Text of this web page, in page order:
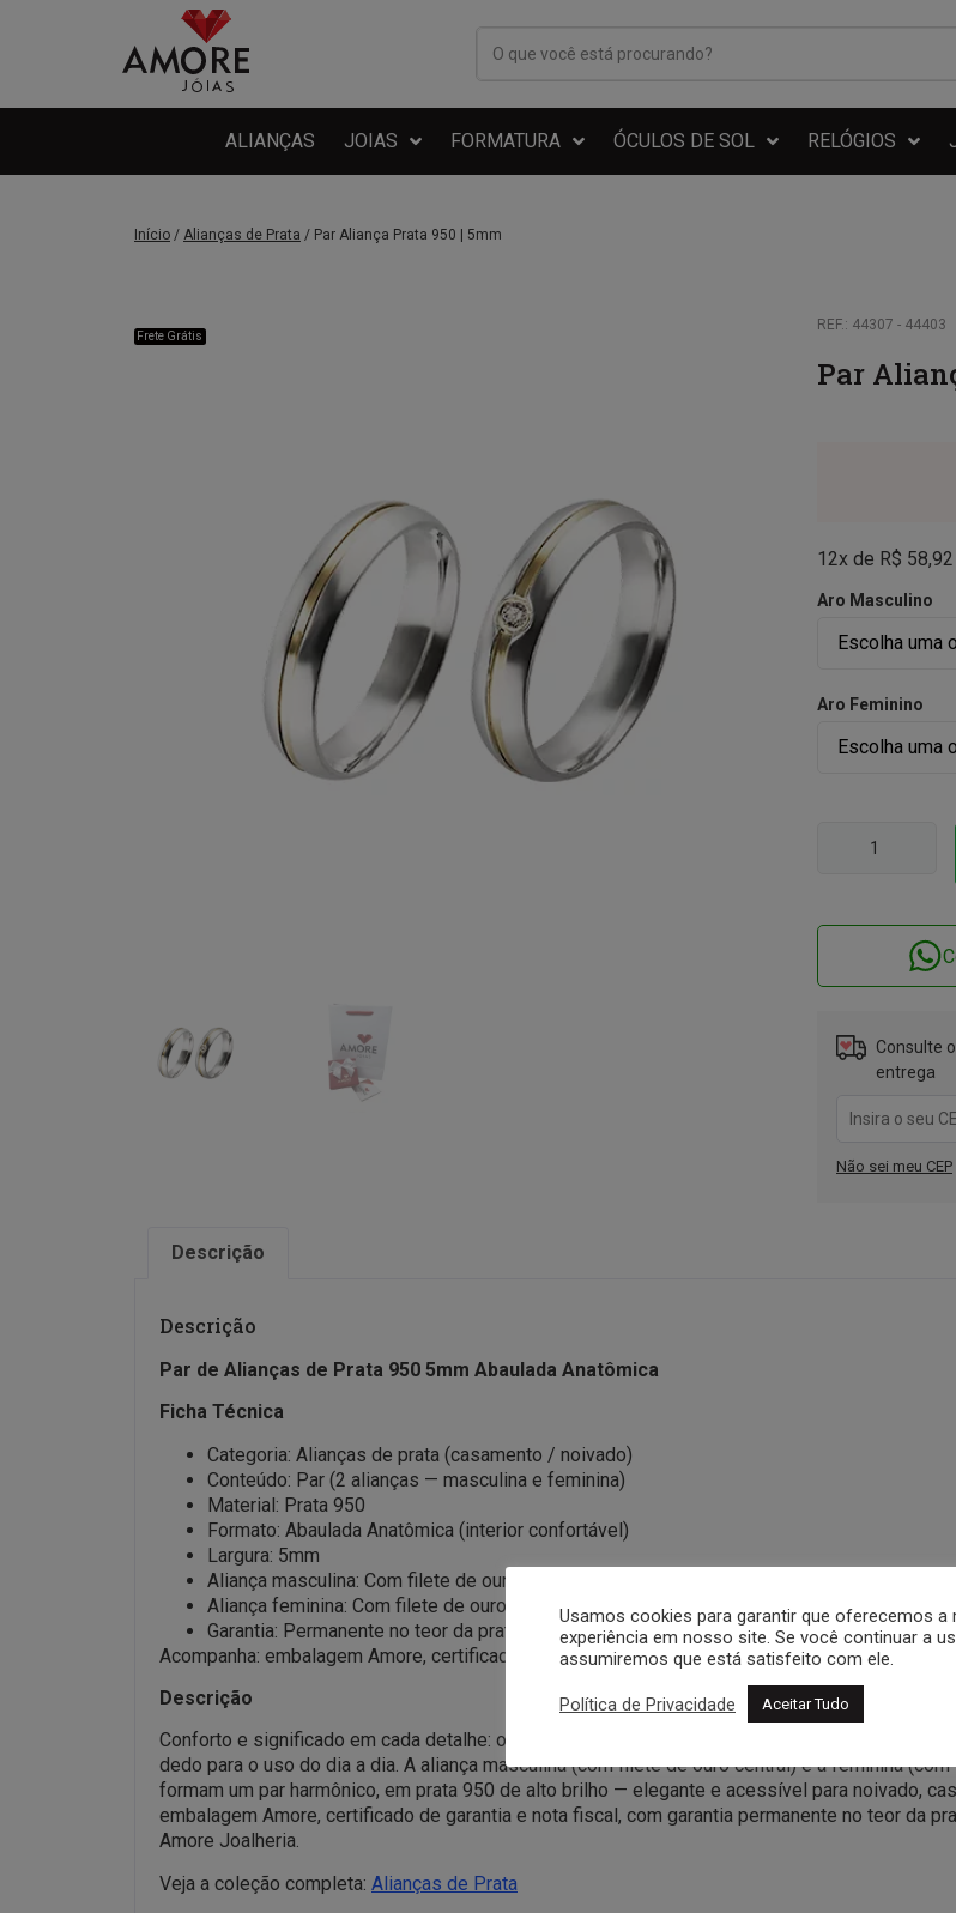
ALIANÇAS JOIAS FORMATURA ÓCULOS DE SOL RELÓGIOS
Início / Alianças de Prata / Par Aliança Prata 950 | 5mm
Frete Grátis
REF.: 44307 - 44403
Par
12x de R$ 58,92
Aro Masculino
Aro Feminino
Consulte
entrega
Não sei meu CEP
Descrição
Descrição
Par de Alianças de Prata 950 5mm Abaulada Anatômica
Ficha Técnica
Categoria: Alianças de prata (casamento / noivado)
Conteúdo: Par (2 alianças — masculina e feminina)
Material: Prata 950
Formato: Abaulada Anatômica (interior confortável)
Largura: 5mm
Aliança masculina: Com filete de ouro central
Aliança feminina: Com filete de ouro central e cravejada com zircônias de 1,5mm
Garantia: Permanente no teor da prata
Acompanha: embalagem Amore, certificado de garantia e nota fiscal.
Descrição
Conforto e significado em cada detalhe: o Par de Alianças de Prata 950 5mm da Amore tem
dedo para o uso do dia a dia. A aliança masculina (com filete de ouro central) e a feminina
formam um par harmônico, em prata 950 de alto brilho — elegante e acessível para noivado,
embalagem Amore, certificado de garantia e nota fiscal, com garantia permanente no teor da
Amore Joalheria.
Veja a coleção completa: Alianças de Prata
Usamos cookies para garantir que oferecemos a
experiência em nosso site. Se você continuar a
assumiremos que está satisfeito com ele.
Política de Privacidade Aceitar Tudo